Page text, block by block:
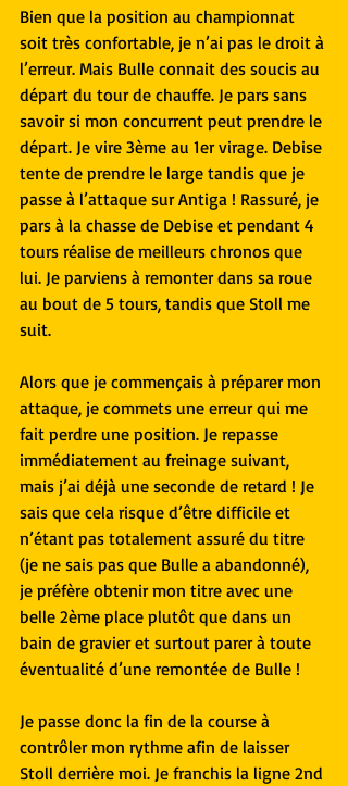
Bien que la position au championnat
soit très confortable, je n’ai pas le droit à
l’erreur. Mais Bulle connait des soucis au
départ du tour de chauffe. Je pars sans
savoir si mon concurrent peut prendre le
départ. Je vire 3ème au 1er virage. Debise
tente de prendre le large tandis que je
passe à l’attaque sur Antiga ! Rassuré, je
pars à la chasse de Debise et pendant 4
tours réalise de meilleurs chronos que
lui. Je parviens à remonter dans sa roue
au bout de 5 tours, tandis que Stoll me
suit.
Alors que je commençais à préparer mon
attaque, je commets une erreur qui me
fait perdre une position. Je repasse
immédiatement au freinage suivant,
mais j’ai déjà une seconde de retard ! Je
sais que cela risque d’être difficile et
n’étant pas totalement assuré du titre
(je ne sais pas que Bulle a abandonné),
je préfère obtenir mon titre avec une
belle 2ème place plutôt que dans un
bain de gravier et surtout parer à toute
éventualité d’une remontée de Bulle !
Je passe donc la fin de la course à
contrôler mon rythme afin de laisser
Stoll derrière moi. Je franchis la ligne 2nd